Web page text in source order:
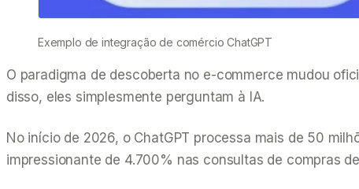
Exemplo de integração de comércio ChatGPT
O paradigma de descoberta no e-commerce mudou
disso, eles simplesmente perguntam à IA.
No início de 2026, o ChatGPT processa mais de 50
impressionante de 4.700% nas consultas de compras